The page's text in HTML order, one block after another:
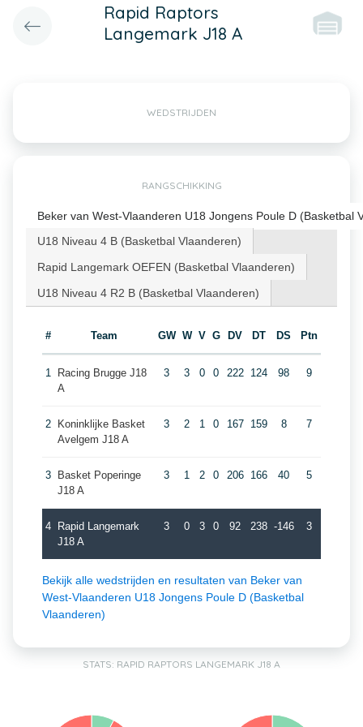
Rapid Raptors
Langemark J18 A
WEDSTRIJDEN
RANGSCHIKKING
Beker van West-Vlaanderen U18 Jongens Poule D (Basketbal
U18 Niveau 4 B (Basketbal Vlaanderen)
Rapid Langemark OEFEN (Basketbal Vlaanderen)
U18 Niveau 4 R2 B (Basketbal Vlaanderen)
# Team GW W V G DV DT DS Ptn
1
Racing Brugge J18
A
3 3 0 0 222 124 98 9
2
Koninklijke Basket
Avelgem J18 A
3 2 1 0 167 159 8 7
3
Basket Poperinge
J18 A
3 1 2 0 206 166 40 5
4
Rapid Langemark
J18 A
3 0 3 0 92 238 -146 3
Bekijk alle wedstrijden en resultaten van Beker van
West-Vlaanderen U18 Jongens Poule D (Basketbal
Vlaanderen)
STATS: RAPID RAPTORS LANGEMARK J18 A